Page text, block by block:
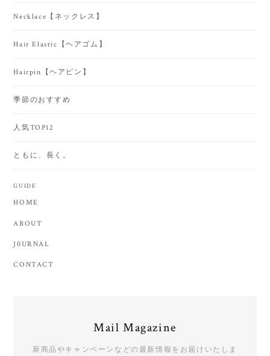
Necklace【ネックレス】
Hair Elastic【ヘアゴム】
Hairpin【ヘアピン】
季節のおすすめ
人気TOP12
ともに、長く。
GUIDE
HOME
ABOUT
J0URNAL
CONTACT
Mail Magazine
新商品やキャンペーンなどの最新情報をお届けいたしま